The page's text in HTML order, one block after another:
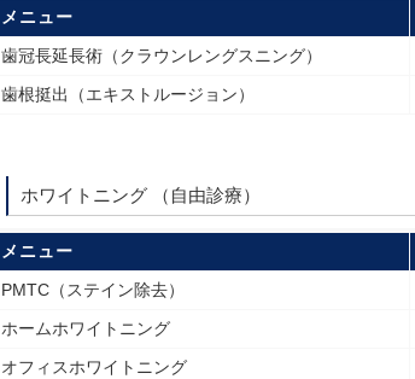
メニュー
歯冠長延長術（クラウンレングスニング）
歯根挺出（エキストルージョン）
ホワイトニング （自由診療）
メニュー
PMTC（ステイン除去）
ホームホワイトニング
オフィスホワイトニング